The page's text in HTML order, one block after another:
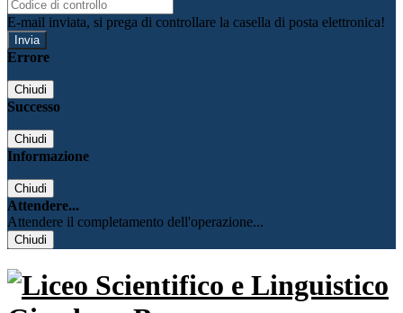
E-mail inviata, si prega di controllare la casella di posta elettronica!
Errore
Chiudi
Successo
Chiudi
Informazione
Chiudi
Attendere...
Attendere il completamento dell'operazione...
Chiudi